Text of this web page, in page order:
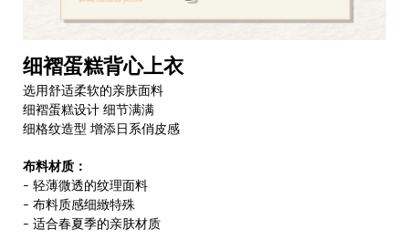
细褶蛋糕背心上衣
选用舒适柔软的亲肤面料
细褶蛋糕设计 细节满满
细格纹造型 增添日系俏皮感
布料材质：
- 轻薄微透的纹理面料
- 布料质感细緻特殊
- 适合春夏季的亲肤材质